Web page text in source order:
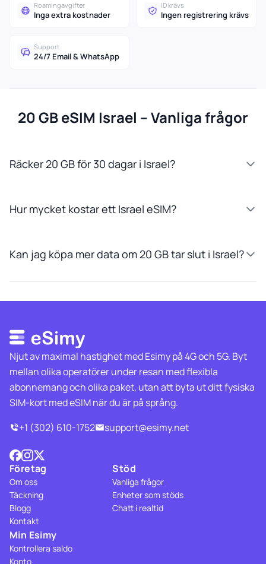
Roamingavgifter
Inga extra kostnader
ID krävs
Ingen registrering krävs
Support
24/7 Email & WhatsApp
20 GB eSIM Israel – Vanliga frågor
Räcker 20 GB för 30 dagar i Israel?
Hur mycket kostar ett Israel eSIM?
Kan jag köpa mer data om 20 GB tar slut i Israel?
Njut av maximal hastighet med Esimy på 4G och 5G. Byt
mellan olika operatörer under resan med flexibla
abonnemang och olika paket, utan att byta ut ditt fysiska
SIM-kort med eSIM när du är på språng.
+1 (302) 610-1752
support@esimy.net
Företag
Om oss
Täckning
Blogg
Kontakt
Stöd
Vanliga frågor
Enheter som stöds
Chatt i realtid
Min Esimy
Kontrollera saldo
Konto